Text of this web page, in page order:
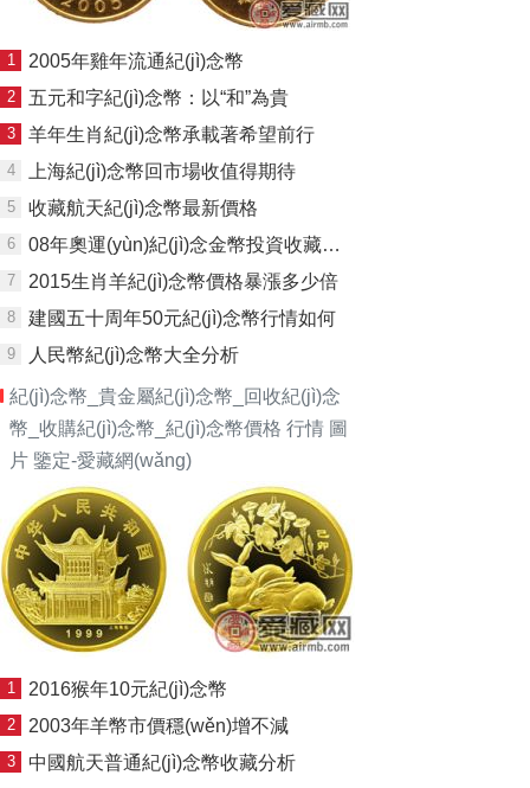
1 2005年雞年流通紀(jì)念幣
2 五元和字紀(jì)念幣：以“和”為貴
3 羊年生肖紀(jì)念幣承載著希望前行
4 上海紀(jì)念幣回市場收值得期待
5 收藏航天紀(jì)念幣最新價格
6 08年奧運(yùn)紀(jì)念金幣投資收藏簡析
7 2015生肖羊紀(jì)念幣價格暴漲多少倍
8 建國五十周年50元紀(jì)念幣行情如何
9 人民幣紀(jì)念幣大全分析
紀(jì)念幣_貴金屬紀(jì)念幣_回收紀(jì)念
幣_收購紀(jì)念幣_紀(jì)念幣價格 行情 圖
片 鑒定-愛藏網(wǎng)
1 2016猴年10元紀(jì)念幣
2 2003年羊幣市價穩(wěn)增不減
3 中國航天普通紀(jì)念幣收藏分析